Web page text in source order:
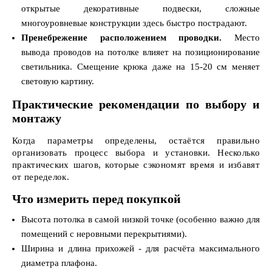
открытые декоративные подвески, сложные
многоуровневые конструкции здесь быстро пострадают.
Пренебрежение расположением проводки. Место
вывода проводов на потолке влияет на позиционирование
светильника. Смещение крюка даже на 15-20 см меняет
световую картину.
Практические рекомендации по выбору и
монтажу
Когда параметры определены, остаётся правильно
организовать процесс выбора и установки. Несколько
практических шагов, которые сэкономят время и избавят
от переделок.
Что измерить перед покупкой
Высота потолка в самой низкой точке (особенно важно для
помещений с неровными перекрытиями).
Ширина и длина прихожей - для расчёта максимального
диаметра плафона.